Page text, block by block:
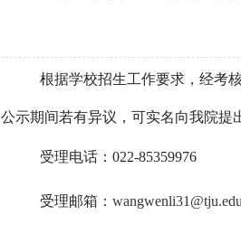
根据学校招生工作要求，经考
公示期间若有异议，可实名向我院提
受理电话：022-85359976
受理邮箱：